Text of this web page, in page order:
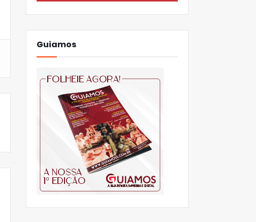
Guiamos